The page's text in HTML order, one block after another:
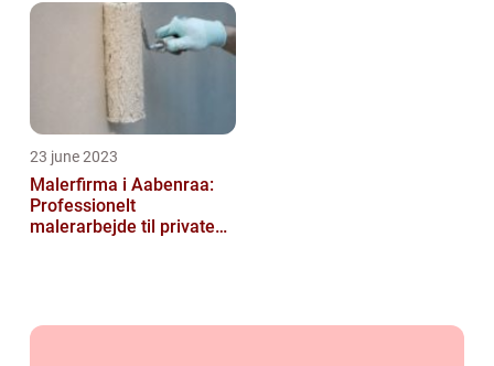
23 june 2023
Malerfirma i Aabenraa:
Professionelt
malerarbejde til private